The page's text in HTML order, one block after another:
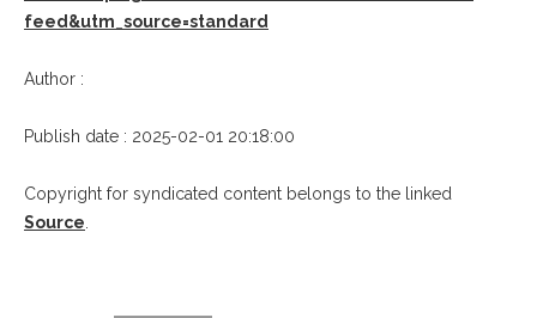
feed&utm_source=standard
Author :
Publish date : 2025-02-01 20:18:00
Copyright for syndicated content belongs to the linked
Source